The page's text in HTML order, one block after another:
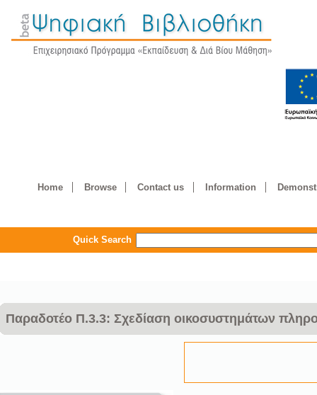
Home Browse Contact us Information
Quick Search
Παραδοτέο Π.3.3: Σχεδίαση οικοσυστημάτων